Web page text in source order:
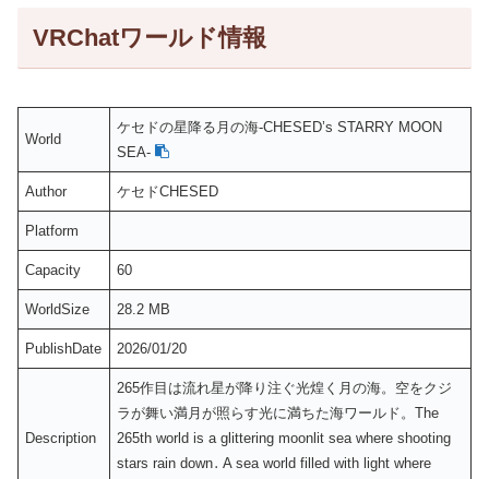
VRChatワールド情報
World
ケセドの星降る月の海-CHESED’s STARRY MOON
SEA-
Author ケセドCHESED
Platform
Capacity 60
WorldSize 28.2 MB
PublishDate 2026/01/20
Description
265作目は流れ星が降り注ぐ光煌く月の海。空をクジ
ラが舞い満月が照らす光に満ちた海ワールド。The
265th world is a glittering moonlit sea where shooting
stars rain down․ A sea world filled with light where